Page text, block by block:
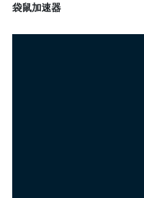
袋鼠加速器